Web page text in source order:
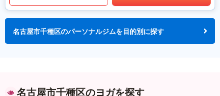
名古屋市千種区のパーソナルジムを目的別に探す
名古屋市千種区のヨガを探す